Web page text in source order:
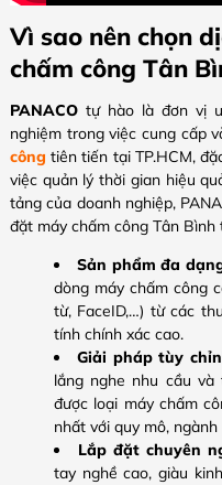
Vì sao nên chọn
chấm công Tân
PANACO tự hào là đơn vị
nghiệm trong việc cung cấp
công tiên tiến tại TP.HCM,
việc quản lý thời gian hiệu
tảng của doanh nghiệp,
đặt máy chấm công Tân Bình
Sản phẩm đa
dòng máy chấm công
từ, FaceID,…) từ các
tính chính xác cao.
Giải pháp tùy
lắng nghe nhu cầu
được loại máy chấm
nhất với quy mô,
Lắp đặt chuyên
tay nghề cao, giàu